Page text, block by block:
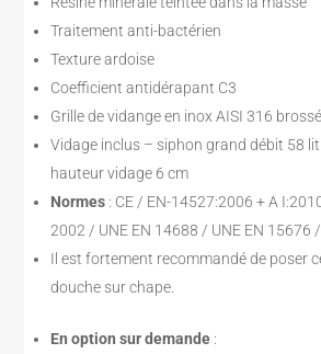
Traitement anti-bactérien
Texture ardoise
Coefficient antidérapant C3
Grille de vidange en inox AISI 316 brossé
Vidage inclus – siphon grand débit 58
hauteur vidage 6 cm
Normes : CE / EN-14527:2006 + A
2002 / UNE EN 14688 / UNE EN 15676
Il est fortement recommandé de poser
douche sur chape.
En option sur demande :